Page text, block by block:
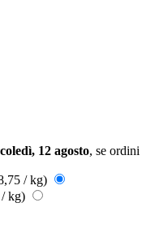
12 agosto, se
/ kg)
kg)